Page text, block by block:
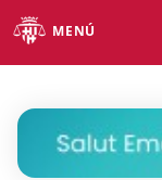
MENÚ